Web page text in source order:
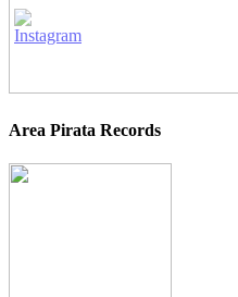
Area Pirata Records